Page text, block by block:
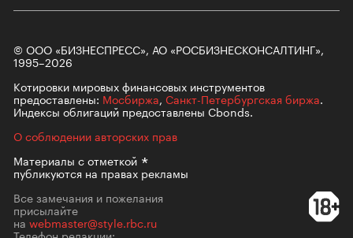
© ООО «БИЗНЕСПРЕСС», АО «РОСБИЗНЕСКОНСАЛТИНГ»,
1995–2026
Котировки мировых финансовых инструментов
предоставлены: Мосбиржа, Санкт-Петербургская биржа.
Индексы облигаций предоставлены Cbonds.
О соблюдении авторских прав
Материалы сотметкой
публикуются на правах рекламы
Все замечания и пожелания
присылайте
на webmaster@style.rbc.ru